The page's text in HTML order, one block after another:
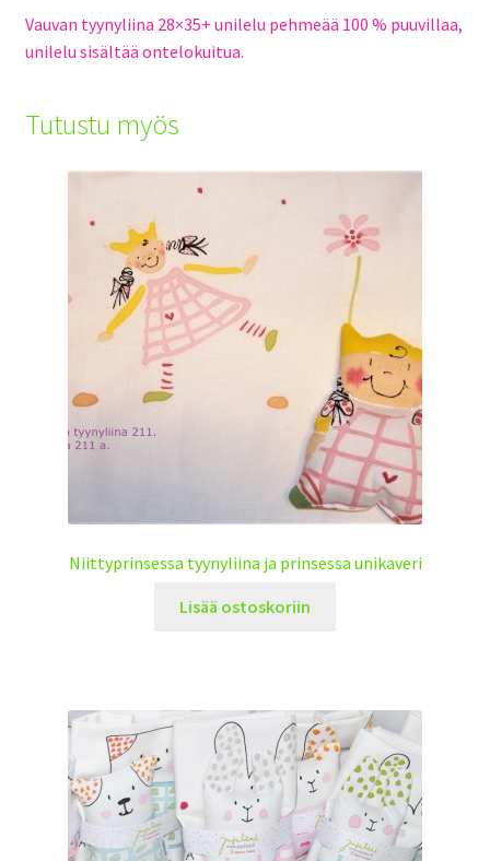
Vauvan tyynyliina 28×35+ unilelu pehmeää 100 % puuvillaa,
unilelu sisältää ontelokuitua.
Tutustu myös
Niittyprinsessa tyynyliina ja prinsessa unikaveri
Lisää ostoskoriin